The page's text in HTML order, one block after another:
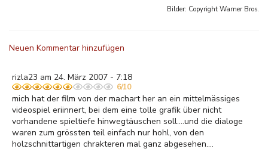
Bilder: Copyright Warner Bros.
Neuen Kommentar hinzufügen
rizla23 am 24. März 2007 - 7:18
6/10
mich hat der film von der machart her an ein mittelmässiges
videospiel eriinnert, bei dem eine tolle grafik über nicht
vorhandene spieltiefe hinwegtäuschen soll....und die dialoge
waren zum grössten teil einfach nur hohl, von den
holzschnittartigen chrakteren mal ganz abgesehen....